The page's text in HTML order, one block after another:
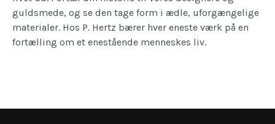
guldsmede, og se den tage form i ædle, uforgængelige
materialer. Hos P. Hertz bærer hver eneste værk på en
fortælling om et enestående menneskes liv.